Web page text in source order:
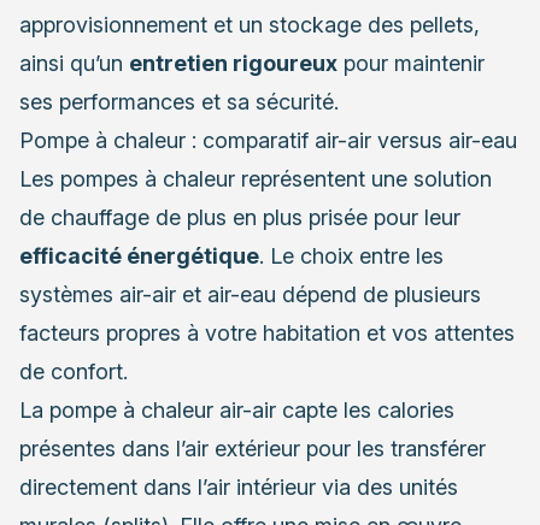
approvisionnement et un stockage des pellets,
ainsi qu’un entretien rigoureux pour maintenir
ses performances et sa sécurité.
Pompe à chaleur : comparatif air-air versus air-eau
Les pompes à chaleur représentent une solution
de chauffage de plus en plus prisée pour leur
efficacité énergétique. Le choix entre les
systèmes air-air et air-eau dépend de plusieurs
facteurs propres à votre habitation et vos attentes
de confort.
La pompe à chaleur air-air capte les calories
présentes dans l’air extérieur pour les transférer
directement dans l’air intérieur via des unités